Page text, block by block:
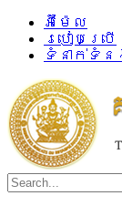
អ៊ីម៉ែល
របៀបប្រើ
ទំនាក់ទំន